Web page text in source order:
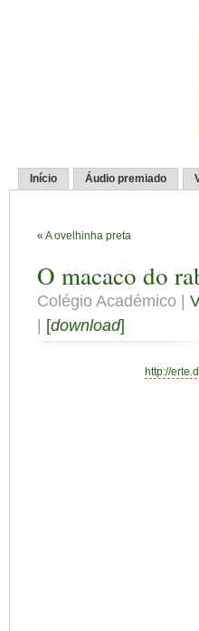
Início Áudio premiado
« A ovelhinha preta
O macaco do
Colégio Académico |
[download]
http://